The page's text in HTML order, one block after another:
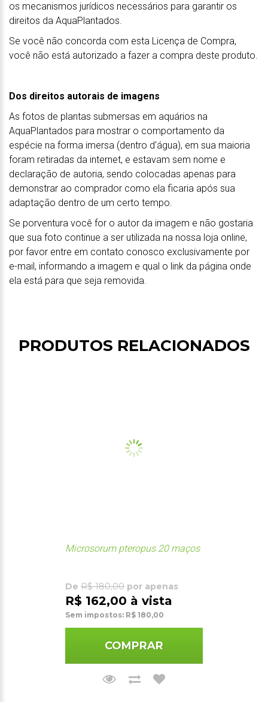
os mecanismos jurídicos necessários para garantir os
direitos da AquaPlantados.
Se você não concorda com esta Licença de Compra,
você não está autorizado a fazer a compra deste produto.
Dos direitos autorais de imagens
As fotos de plantas submersas em aquários na
AquaPlantados para mostrar o comportamento da
espécie na forma imersa (dentro d'água), em sua maioria
foram retiradas da internet, e estavam sem nome e
declaração de autoria, sendo colocadas apenas para
demonstrar ao comprador como ela ficaria após sua
adaptação dentro de um certo tempo.
Se porventura você for o autor da imagem e não gostaria
que sua foto continue a ser utilizada na nossa loja online,
por favor entre em contato conosco exclusivamente por
e-mail, informando a imagem e qual o link da página onde
ela está para que seja removida.
PRODUTOS RELACIONADOS
Microsorum pteropus 20 maços
De R$ 180,00 por apenas
R$ 162,00 à vista
Sem impostos: R$ 180,00
COMPRAR